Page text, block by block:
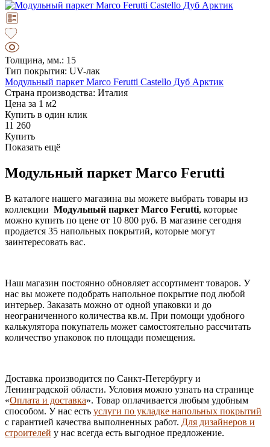
Толщина, мм.: 15
Тип покрытия: UV-лак
Модульный паркет Marco Ferutti Castello Дуб Арктик
Страна производства: Италия
Цена за 1 м2
Купить в один клик
11 260
Купить
Показать ещё
Модульный паркет Marco Ferutti
В каталоге нашего магазина вы можете выбрать товары из
коллекции Модульный паркет Marco Ferutti, которые
можно купить по цене от 10 800 руб. В магазине сегодня
продается 35 напольных покрытий, которые могут
заинтересовать вас.
Наш магазин постоянно обновляет ассортимент товаров. У
нас вы можете подобрать напольное покрытие под любой
интерьер. Заказать можно от одной упаковки и до
неограниченного количества кв.м. При помощи удобного
калькулятора покупатель может самостоятельно рассчитать
количество упаковок по площади помещения.
Доставка производится по Санкт-Петербургу и
Ленинградской области. Условия можно узнать на странице
«Оплата и доставка». Товар оплачивается любым удобным
способом. У нас есть услуги по укладке напольных покрытий
с гарантией качества выполненных работ. Для дизайнеров и
строителей у нас всегда есть выгодное предложение.